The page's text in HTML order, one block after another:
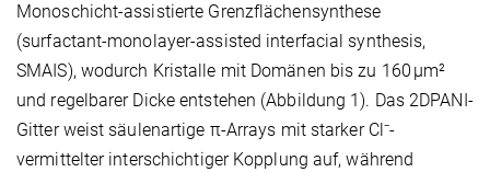
Monoschicht-assistierte Grenzflächensynthese
(surfactant-monolayer-assisted interfacial synthesis,
SMAIS), wodurch Kristalle mit Domänen bis zu 160 µm²
und regelbarer Dicke entstehen (Abbildung 1). Das 2DPANI-
Gitter weist säulenartige π-Arrays mit starker Cl⁻-
vermittelter interschichtiger Kopplung auf, während